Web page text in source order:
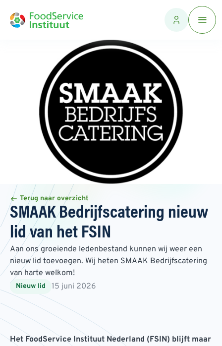
Terug naar overzicht
SMAAK Bedrijfscatering nieuw
lid van het FSIN
Aan ons groeiende ledenbestand kunnen wij weer een
nieuw lid toevoegen. Wij heten SMAAK Bedrijfscatering
van harte welkom!
Nieuw lid 15 juni 2026
Het FoodService Instituut Nederland (FSIN) blijft maar